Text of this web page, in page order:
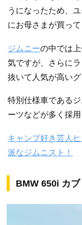
うになったため、
にお母さまが買って
ジムニーの中では
気ですが、さらに
抜いて人気が高い
特別仕様車である
ーツなどが多く採
キャンプ好き芸人
派なジムニスト！
BMW 650i カブ